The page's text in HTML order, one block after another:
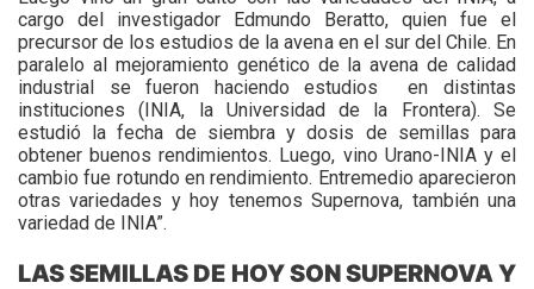
cargo del investigador Edmundo Beratto, quien fue el
precursor de los estudios de la avena en el sur del Chile. En
paralelo al mejoramiento genético de la avena de calidad
industrial se fueron haciendo estudios en distintas
instituciones (INIA, la Universidad de la Frontera). Se
estudió la fecha de siembra y dosis de semillas para
obtener buenos rendimientos. Luego, vino Urano-INIA y el
cambio fue rotundo en rendimiento. Entremedio aparecieron
otras variedades y hoy tenemos Supernova, también una
variedad de INIA”.
LAS SEMILLAS DE HOY SON SUPERNOVA Y